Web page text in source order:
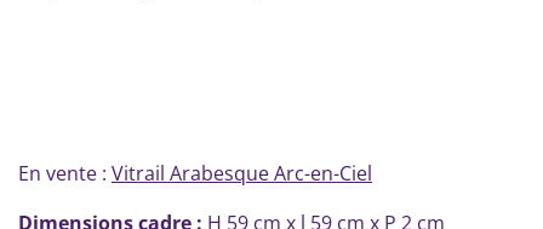
En vente : Vitrail Arabesque Arc-en-Ciel
Dimensions cadre : H 59 cm x l 59 cm x P 2 cm